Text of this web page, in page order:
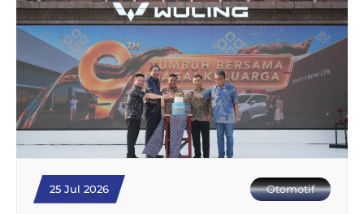
25 Jul 2026 Otomotif